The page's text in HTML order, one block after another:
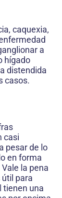
caquexia,
a
hígado
distendida
casos.
casi
pesar de lo
en forma
la pena
para
tienen una